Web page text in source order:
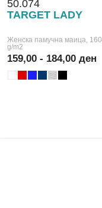
50.074
TARGET LADY
Женска памучна маица, 160
g/m2
159,00 - 184,00 ден